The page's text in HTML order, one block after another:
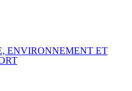
ENVIRONNEMENT ET